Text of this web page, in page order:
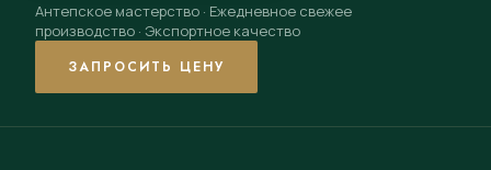
Антепское мастерство · Ежедневное свежее
производство · Экспортное качество
ЗАПРОСИТЬ ЦЕНУ